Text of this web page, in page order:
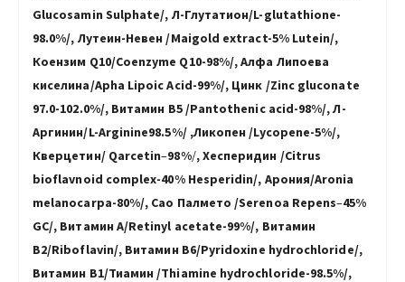
Glucosamin Sulphate/, Л-Глутатион/L-glutathione-
98.0%/, Лутеин-Невен /Maigold extract-5% Lutein/,
Коензим Q10/Coenzyme Q10-98%/, Алфа Липоева
киселина/Apha Lipoic Acid-99%/, Цинк /Zinc gluconate
97.0-102.0%/, Витамин B5 /Pantothenic acid-98%/, Л-
Аргинин/L-Arginine98.5%/ ,Ликопен /Lycopene-5%/,
Квeрцетин/ Qarcetin–98%/,Хесперидин /Citrus
bioflavnoid complex-40% Hesperidin/, Арония/Aronia
melanocarpa-80%/, Сао Палмето /Serenoa Repens–45%
GC/, Витамин А/Retinyl acetate-99%/, Витамин
В2/Riboflavin/, Витамин В6/Рyridoxine hydrochloride/,
Витамин В1/Тиамин /Тhiamine hydrochloride-98.5%/,